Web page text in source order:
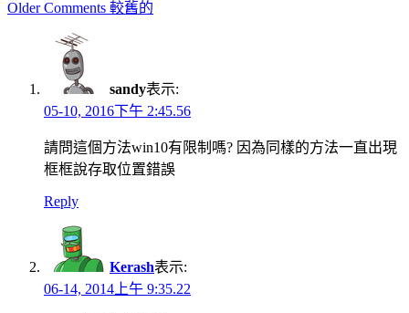
Comment
navigation
Older Comments 較舊的
sandy表示:
05-10, 2016下午 2:45.56
請問這個方法win10有限制嗎? 因為同樣的方法一直出現
框框說存取位置錯誤
Reply
Kerash表示:
06-14, 2014上午 9:35.22